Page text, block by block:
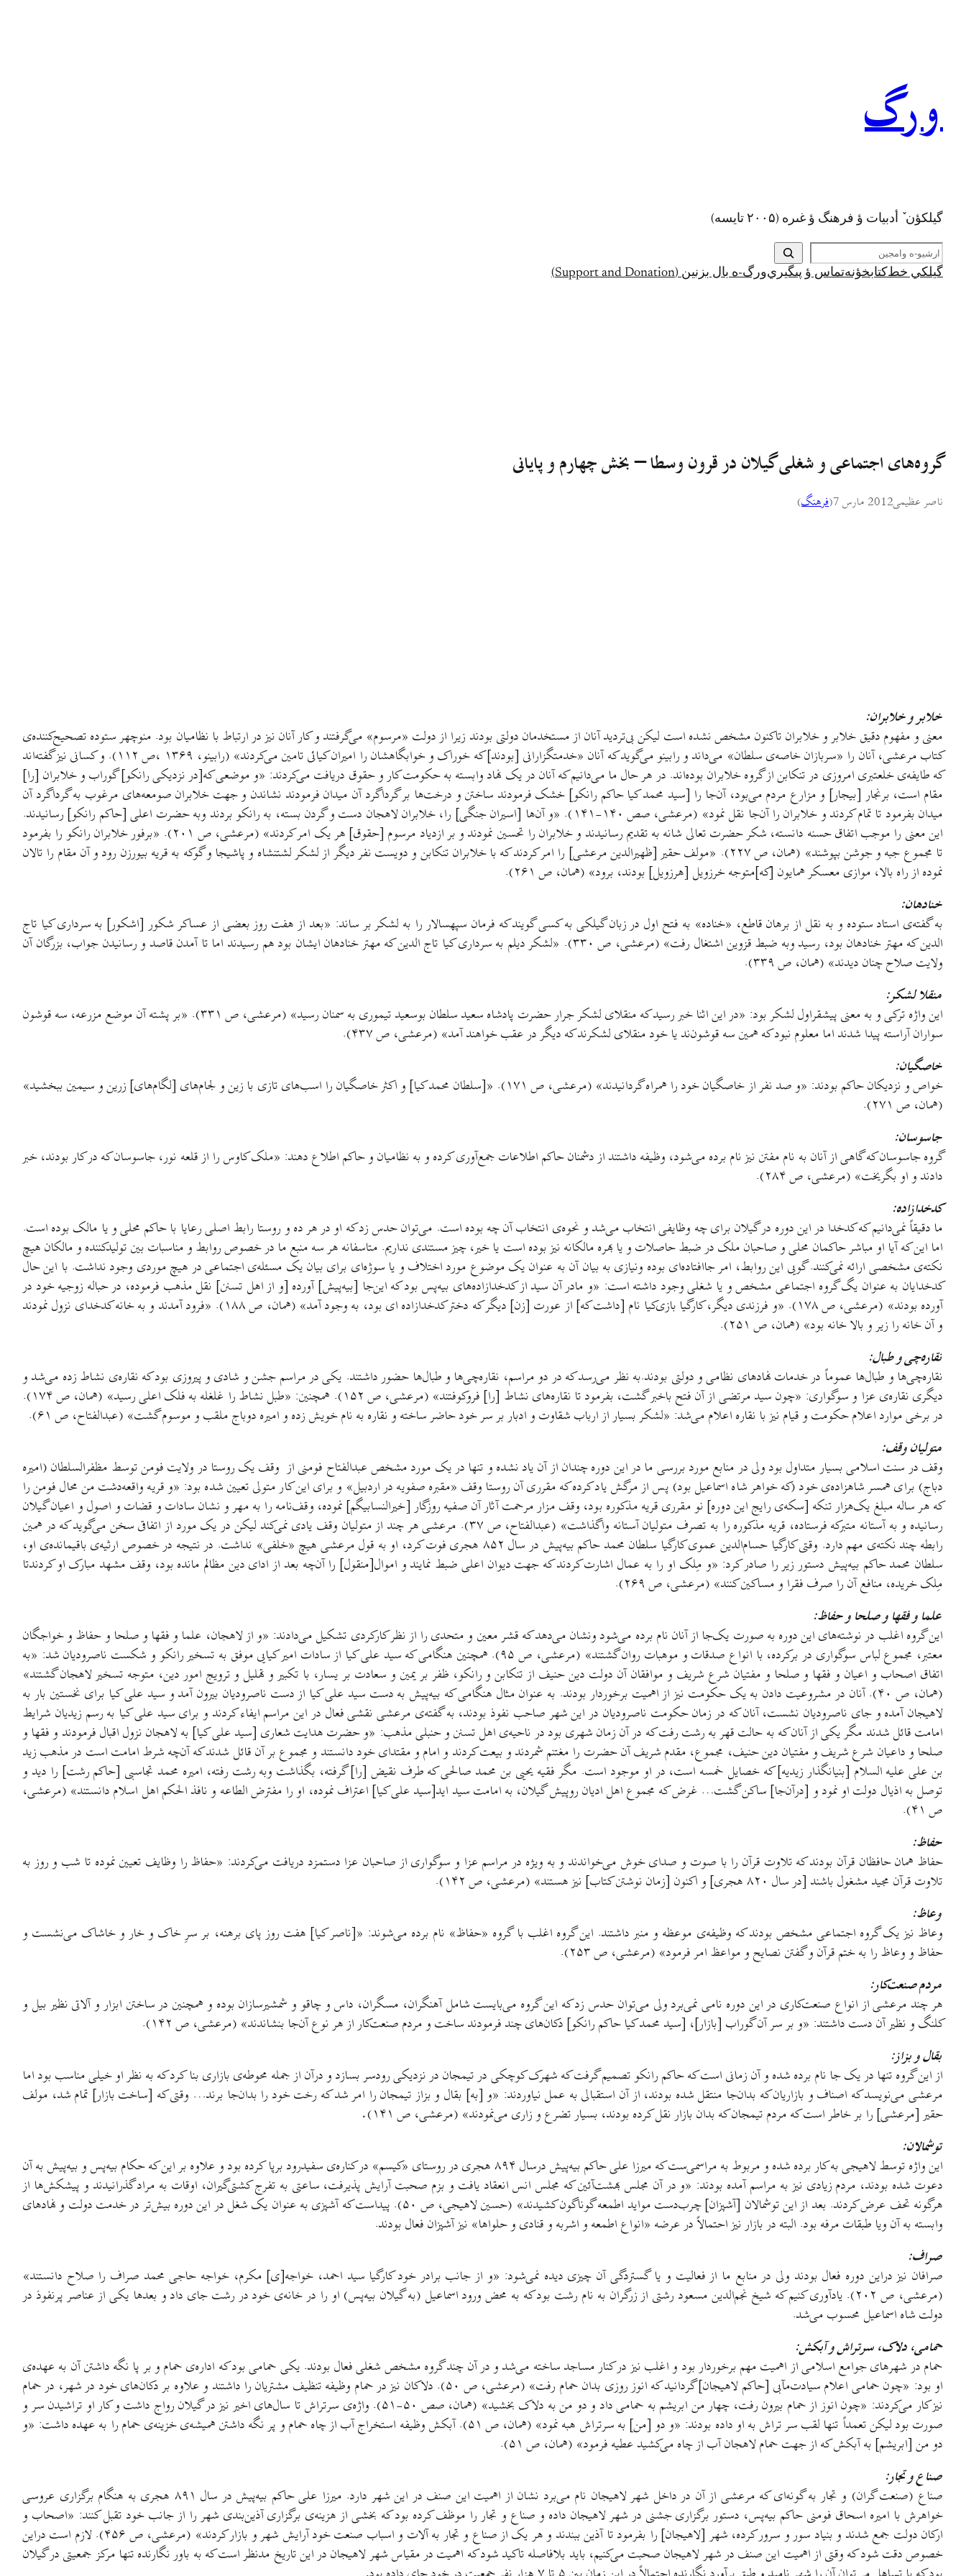
ورگ
گيلکؤن ٚ أدبیات ؤ فرهنگ ؤ غىره (۲۰۰۵ تايسه)
ج
س
تگيلکي خط کتابخؤنهتماس ؤ پىگيريورگ-ه بال بزنين (Support and Donation)
گروه‌های اجتماعی و شغلی گیلان در قرون وسطا – بخش چهارم و پایانی
ناصر عظیمی2012 مارس 7 (فرهنگ)
خلابر و خلابران:
معنی و مفهوم دقیق خلابر و خلابران تاکنون مشخص نشده است لیکن بی‌تردید آنان از مستخدمان دولتی بودند زیرا از دولت «مرسوم» می‌گرفتند و کار آنان نیز در ارتباط با نظامیان بود. منوچهر ستوده تصحیح‌کننده‌ی
کتاب مرعشی، آنان را «سربازان خاصه‌ی سلطان» می‌داند و رابینو می‌گوید که آنان «خدمتگزارانی [بودند] که خوراک و خوابگاهشان را امیران کیائی تامین می‌کردند» (رابینو، ۱۳۶۹ ،ص ۱۱۲). و کسانی نیز گفته‌اند
که طایفه‌ی خلعتبری امروزی در تنکابن از گروه خلابران بوده‌اند. در هر حال ما می‌دانیم که آنان در یک نهاد وابسته به حکومت کار و حقوق دریافت می‌کردند: «و موضعی که[در نزدیکی رانکو] گوراب و خلابران [را]
مقام است، برنجار [بیجار] و مزارع مردم می‌بود، آن‌جا را [سید محمد کیا حاکم رانکو] خشک فرمودند ساختن و درخت‌ها بر گرداگرد آن میدان فرمودند نشاندن و جهت خلابران صومعه‌های مرغوب به گرداگرد آن
میدان بفرمود تا تمام کردند و خلابران را آن‌جا نقل نمود» (مرعشی، صص ۱۴۰-۱۴۱). «و آن‌ها [اسیران جنگی] را، خلابران لاهجان دست و گردن بسته، به رانکو بردند وبه حضرت اعلی [حاکم رانکو] رسانیدند.
این معنی را موجب اتفاق حسنه دانسته، شکر حضرت تعالی شانه به تقدیم رسانیدند و خلابران را تحسین نمودند و بر ازدیاد مرسوم [حقوق] هر یک امر کردند» (مرعشی، ص ۲۰۱). «برفور خلابران رانکو را بفرمود
تا مجموع جبه و جوشن بپوشند» (همان، ص ۲۲۷). «مولف حقیر [ظهیرالدین مرعشی] را امر کردند که با خلابران تنکابن و دویست نفر دیگر از لشکر لشتنشاه و پاشیجا و گوکه به قریه بیورزن رود و آن مقام را تالان
نموده از راه بالا، موازی معسکر همایون [که]متوجه خرزویل [هرزویل] بودند، برود» (همان، ص ۲۶۱).
خنادهان:
به گفته‌ی استاد ستوده و به نقل از برهان قاطع، «خناده» به فتح اول در زبان گیلکی به کسی گویند که فرمان سپهسالار را به لشکر بر ساند: «بعد از هفت روز بعضی از عساکر شکور [اشکور] به سرداری کیا تاج
الدین که مهتر خنادهان بود، رسید وبه ضبط قزوین اشتغال رفت» (مرعشی، ص ۳۳۰). «لشکر دیلم به سرداری کیا تاج الدین که مهتر خنادهان ایشان بود هم رسیدند اما تا آمدن قاصد و رسانیدن جواب، بزرگان آن
ولایت صلاح چنان دیدند» (همان، ص ۳۳۹).
منقلا لشکر:
این واژه ترکی و به معنی پیشقراول لشکر بود: «در این اثنا خبر رسید که منقلای لشکر جرار حضرت پادشاه سعید سلطان بوسعید تیموری به سمنان رسید» (مرعشی، ص ۳۳۱). «بر پشته آن موضع مزرعه، سه قوشون
سواران آراسته پیدا شدند اما معلوم نبود که همین سه قوشون‌ند یا خود منقلای لشکرند که دیگر در عقب خواهند آمد» (مرعشی، ص ۴۳۷).
خاصگیان:
خواص و نزدیکان حاکم بودند: «و صد نفر از خاصگیان خود را همراه گردانیدند» (مرعشی، ص ۱۷۱). «[سلطان محمد کیا] و اکثر خاصگیان را اسب‌های تازی با زین و لجام‌های [لگام‌های] زرین و سیمین ببخشید»
(همان، ص ۲۷۱).
جاسوسان:
گروه جاسوسان که گاهی از آنان به نام مفتن نیز نام برده می‌شود، وظیفه داشتند از دشمنان حاکم اطلاعات جمع‌آوری کرده و به نظامیان و حاکم اطلاع دهند: «ملک کاوس را از قلعه نور، جاسوسان که در کار بودند، خبر
دادند و او بگریخت» (مرعشی، ص ۲۸۴).
کدخدازاده:
ما دقیقاً نمی‌دانیم که کدخدا در این دوره در گیلان برای چه وظایفی انتخاب می‌شد و نحوه‌ی انتخاب آن چه بوده است. می‌توان حدس زد که او در هر ده و روستا رابط اصلی رعایا با حاکم محلی و یا مالک بوده است.
اما این که آیا او مباشر حاکمان محلی و صاحبان ملک در ضبط حاصلات و یا بهره مالکانه نیز بوده است یا خیر، چیز مستندی نداریم. متاسفانه هر سه منبع ما در خصوص روابط و مناسبات بین تولیدکننده و مالکان هیچ
نکته‌ی مشخصی ارائه نمی‌کنند. گویی این روابط، امر جاافتاده‌ای بوده ونیازی به بیان آن به عنوان یک موضوع مورد اختلاف و یا سوژه‌ای برای بیان یک مسئله‌ی اجتماعی در هیچ موردی وجود نداشت. با این حال
کدخدایان به عنوان یگ گروه اجتماعی مشخص و یا شغلی وجود داشته است: «و مادر آن سید از کدخدازاده‌های بیه‌پس بود که این‌جا [بیه‌پیش] آورده [و از اهل تسنن] نقل مذهب فرموده، در حباله زوجیه خود در
آورده بودند» (مرعشی، ص ۱۷۸). «و فرزندی دیگر، کارگیا بازی‌کیا نام [داشت که] از عورت [زن] دیگر که دختر کدخدازاده ای بود، به وجود آمد» (همان، ص ۱۸۸). «فرود آمدند و به خانه کدخدای نزول نمودند
و آن خانه را زیر و بالا خانه بود» (همان، ص ۲۵۱).
نقاره‌چی و طبال:
نقاره‌چی‌ها و طبال‌ها عموماً در خدمات نهادهای نظامی و دولتی بودند.به نظر می‌رسد که در دو مراسم، نقاره‌چی‌ها و طبال‌ها حضور داشتند. یکی در مراسم جشن و شادی و پیروزی بود که نقاره‌ی نشاط زده می‌شد و
دیگری نقاره‌ی عزا و سوگواری: «چون سید مرتضی از آن فتح باخبر گشت، بفرمود تا نقاره‌های نشاط [را] فروکوفتند» (مرعشی، ص ۱۵۲). همچنین: «طبل نشاط را غلغله به فلک اعلی رسید» (همان، ص ۱۷۴).
در برخی موارد اعلام حکومت و قیام نیز با نقاره اعلام می‌شد: «لشکر بسیار از ارباب شقاوت و ادبار بر سر خود حاضر ساخته و نقاره به نام خویش زده و امیره دوباج ملقب و موسوم گشت» (عبدالفتاح، ص ۶۱).
متولیان وقف:
وقف در سنت اسلامی بسیار متداول بود ولی در منابع مورد بررسی ما در این دوره چندان از آن یاد نشده و تنها در یک مورد مشخص عبدالفتاح فومنی از وقف یک روستا در ولایت فومن توسط مظفرالسلطان (امیره
دباج) برای همسر شاهزاده‌ی خود (که خواهر شاه اسماعیل بود) پس از مرگش یاد کرده که مقرری آن روستا وقف «مقبره صفویه در اردبیل» و برای این کار متولی تعیین شده بود: «و قریه واقعه‌دشت من محال فومن را
که هر ساله مبلغ یک‌هزار تنکه [سکه‌ی رایج این دوره] نو مقرری قریه مذکوره بود، وقف مزار مرحمت آثار آن صفیه روزگار [خیرالنسابیگم] نموده، وقف‌نامه را به مهر و نشان سادات و قضات و اصول و اعیان گیلان
رسانیده و به آستانه متبرکه فرستاده، قریه مذکوره را به تصرف متولیان آستانه واگذاشت» (عبدالفتاح، ص ۳۷). مرعشی هر چند از متولیان وقف یادی نمی‌کند لیکن در یک مورد از اتفاقی سخن می‌گوید که در همین
رابطه چند نکته‌ی مهم دارد. وقتی کارگیا حسام‌الدین عموی کارگیا سلطان محمد حاکم بیه‌پیش در سال ۸۵۲ هجری فوت کرد، او به قول مرعشی هیچ «خلفی» نداشت. در نتیجه در خصوص ارثیه‌ی باقیمانده‌ی او،
سلطان محمد حاکم بیه‌پیش دستور زیر را صادر کرد: «و مِلک او را به عمال اشارت کردند که جهت دیوان اعلی ضبط نمایند و اموال[منقول] را آن‌چه بعد از ادای دین مظالم مانده بود، وقف مشهد مبارک او کردندتا
مِلک خریده، منافع آن را صرف فقرا و مساکین کنند» (مرعشی، ص ۲۶۹).
علما و فقها و صلحا و حفاظ:
این گروه اغلب در نوشته‌های این دوره به صورت یک‌جا از آنان نام برده می‌شود ونشان می‌دهد که قشر معین و متحدی را از نظر کارکردی تشکیل می‌دادند: «و از لاهجان، علما و فقها و صلحا و حفاظ و خواجگان
معتبر، مجموع لباس سوگواری در برکرده، با انواع صدقات و موهبات روان گشتند» (مرعشی، ص ۹۵). همچنین هنگامی که سید علی کیا از سادات امیر کیایی موفق به تسخیر رانکو و شکست ناصرودیان شد: «به
اتفاق اصحاب و اعیان و فقها و صلحا و مفتیان شرع شریف و موافقان آن دولت دین حنیف از تنکابن و رانکو، ظفر بر یمین و سعادت بر یسار، با تکبیر و تهلیل و ترویج امور دین، متوجه تسخیر لاهجان گشتند»
(همان، ص ۴۰). آنان در مشروعیت دادن به یک حکومت نیز از اهمیت برخوردار بودند. به عنوان مثال هنگامی که بیه‌پیش به دست سید علی کیا از دست ناصرودیان بیرون آمد و سید علی کیا برای نخستین بار به
لاهیجان آمده و جای ناصرودیان نشست، آنان که در زمان حکومت ناصرودیان در این شهر صاحب نفوذ بودند، به گفته‌ی مرعشی نقشی فعال در این مراسم ایفاء کردند و برای سید علی کیا به رسم زیدیان شرایط
امامت قائل شدند مگر یکی از آنان که به حالت قهر به رشت رفت که در آن زمان شهری بود در ناحیه‌ی اهل تسنن و حنبلی مذهب: «و حضرت هدایت شعاری [سید علی کیا] به لاهجان نزول اقبال فرمودند و فقها و
صلحا و داعیان شرع شریف و مفتیان دین حنیف، مجموع، مقدم شریف آن حضرت را مغتنم شمردند و بیعت کردند و امام و مقتدای خود دانستند و مجموع بر آن قائل شدند که آن‌چه شرط امامت است در مذهب زید
بن علی علیه السلام [بنیانگذار زیدیه] که خصایل خمسه است، در او موجود است. مگر فقیه یحیی بن محمد صالحی که طرف نقیض [را] گرفته، بگذاشت وبه رشت رفته، امیره محمد تجاسبی [حاکم رشت] را دید و
توصل به اذیال دولت او نمود و [درآن‌جا] ساکن گشت… غرض که مجموع اهل ادیان روپیش گیلان، به امامت سید اید[سید علی کیا] اعتراف نموده، او را مفترض الطاعه و نافذ الحکم اهل اسلام دانستند» (مرعشی،
ص ۴۱).
حفاظ:
حفاظ همان حافظان قرآن بودند که تلاوت قرآن را با صوت و صدای خوش می‌خواندند و به ویژه در مراسم عزا و سوگواری از صاحبان عزا دستمزد دریافت می‌کردند: «حفاظ را وظایف تعیین نموده تا شب و روز به
تلاوت قرآن مجید مشغول باشند [در سال ۸۲۰ هجری] و اکنون [زمان نوشتن کتاب] نیز هستند» (مرعشی، ص ۱۴۲).
وعاظ:
وعاظ نیز یک گروه اجتماعی مشخص بودند که وظیفه‌ی موعظه و منبر داشتند. این گروه اغلب با گروه «حفاظ» نام برده می‌شوند: «[ناصر کیا] هفت روز پای برهنه، بر سرِ خاک و خار و خاشاک می‌نشست و
حفاظ و وعاظ را به ختم قرآن و گفتن نصایح و مواعظ امر فرمود» (مرعشی، ص ۲۵۳).
مردم صنعت‌کار:
هر چند مرعشی از انواع صنعت‌کاری در این دوره نامی نمی‌برد ولی می‌توان حدس زد که این گروه می‌بایست شامل آهنگران، مسگران، داس و چاقو و شمشیرسازان بوده و همچنین در ساختن ابزار و آلاتی نظیر بیل و
کلنگ و نظیر آن دست داشتند: «و بر سر آن گوراب [بازار]، [سید محمد کیا حاکم رانکو] دکان‌های چند فرمودند ساخت و مردم صنعت‌کار از هر نوع آن‌جا بنشاندند» (مرعشی، ص ۱۴۲).
بقال و بزاز:
از این گروه تنها در یک جا نام برده شده و آن زمانی است که حاکم رانکو تصمیم گرفت که شهرک کوچکی در تیمجان در نزدیکی رودسر بسازد و درآن از جمله محوطه‌ی بازاری بنا کرد که به نظر او خیلی مناسب بود اما
مرعشی می‌نویسد که اصناف و بازاریان که بدان‌جا منتقل شده بودند، از آن استقبالی به عمل نیاوردند: «و [به] بقال و بزاز تیمجان را امر شد که رخت خود را بدان‌جا برند… وقتی که [ساخت بازار] تمام شد، مولف
حقیر [مرعشی] را بر خاطر است که مردم تیمجان که بدان بازار نقل کرده بودند، بسیار تضرع و زاری می‌نمودند» (مرعشی، ص ۱۴۱)
.
توشمالان:
این واژه توسط لاهیجی به کار برده شده و مربوط به مراسمی‌ست که میرزا علی حاکم بیه‌پیش درسال ۸۹۴ هجری در روستای «کیسم» در کناره‌ی سفیدرود برپا کرده بود و علاوه بر این که حکام بیه‌پس و بیه‌پیش به آن
دعوت شده بودند، مردم زیادی نیز به مراسم آمده بودند: «و در آن مجلس بهشت‌آئین که مجلس انس انعقاد یافت و بزم صحبت آرایش پذیرفت، ساعتی به تفرج کشتی‌گیران، اوقات به مراد گذرانیدند و پیشکش‌ها از
هرگونه تحف عرض کردند. بعد از این توشمالان [آشپزان] چرب‌دست مواید اطمعه گوناگون کشیدند» (حسین لاهیجی، ص ۵۰). پیداست که آشپزی به عنوان یک شغل در این دوره بیش‌تر در خدمت دولت و نهادهای
وابسته به آن ویا طبقات مرفه بود. البته در بازار نیز احتمالاً در عرضه «انواع اطمعه و اشربه و قنادی و حلواها» نیز آشپزان فعال بودند.
صراف:
صرافان نیز دراین دوره فعال بودند ولی در منابع ما از فعالیت و یا گستردگی آن چیزی دیده نمی‌شود: «و از جانب برادر خود کارگیا سید احمد، خواجه[ی] مکرم، خواجه حاجی محمد صراف را صلاح دانستند»
(مرعشی، ص ۲۰۲). یادآوری کنیم که شیخ نجم‌الدین مسعود رشتی از زرگران به نام رشت بود که به محض ورود اسماعیل (به گیلان بیه‌پس) او را در خانه‌ی خود در رشت جای داد و بعدها یکی از عناصر پرنفوذ در
دولت شاه اسماعیل محسوب می‌شد.
حمامی، دلاک، سرتراش و آبکش:
حمام در شهرهای جوامع اسلامی از اهمیت مهم برخوردار بود و اغلب نیز در کنار مساجد ساخته می‌شد و در آن چند گروه مشخص شغلی فعال بودند. یکی حمامی بود که اداره‌ی حمام و بر پا نگه داشتن آن به عهده‌ی
او بود: «چون حمامی اعلام سیادت‌مآبی [حاکم لاهیجان] گردانید که انوز روزی بدان حمام رفت» (مرعشی، ص ۵۰). دلاکان نیز در حمام وظیفه تنظیف مشتریان را داشتند و علاوه بر دکان‌های خود در شهر، در حمام
نیز کار می‌کردند: «چون انوز از حمام بیرون رفت، چهار من ابریشم به حمامی داد و دو من به دلاک بخشید» (همان، صص ۵۰-۵۱). واژه‌ی سرتراش تا سال‌های اخیر نیز در گیلان رواج داشت و کار او تراشیدن سر و
صورت بود لیکن تعمداً تنها لقب سر تراش به او داده بودند: «و دو [من] به سرتراش هبه نمود» (همان، ص ۵۱). آبکش وظیفه استخراج آب از چاه حمام و پر نگه داشتن همیشه‌ی خزینه‌ی حمام را به عهده داشت: «و
دو من [ابریشم] به آبکش که از جهت حمام لاهجان آب از چاه می‌کشید عطیه فرمود» (همان، ص ۵۱).
صناع و تجار:
صناع (صنعت گران) و تجار به گونه‌ای که مرعشی از آن در داخل شهر لاهیجان نام می‌برد نشان از اهمیت این صنف در این شهر دارد. میرزا علی حاکم بیه‌پیش در سال ۸۹۱ هجری به هنگام برگزاری عروسی
خواهرش با امیره اسحاق فومنی حاکم بیه‌پس، دستور برگزاری جشنی در شهر لاهیجان داده و صناع و تجار را موظف کرده بود که بخشی از هزینه‌ی برگزاری آذین‌بندی شهر را از جانب خود تقبل کنند: «اصحاب و
ارکان دولت جمع شدند و بنیاد سور و سرور کرده، شهر [لاهیجان] را بفرمود تا آذین ببندند و هر یک از صناع و تجار به آلات و اسباب صنعت خود آرایش شهر و بازار کردند» (مرعشی، ص ۴۵۶). لازم است دراین
خصوص دقت شود که وقتی از اهمیت این صنف در شهر لاهیجان صحبت می‌کنیم، باید بلافاصله تاکید شود که اهمیت در مقیاس شهر لاهیجان در این تاریخ مدنظر است که به باور نگارنده تنها مرکز جمعیتی در گیلان